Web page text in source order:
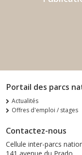
Portail des parcs
Actualités
Offres d'emploi / stages
Contactez-nous
Cellule inter-parcs